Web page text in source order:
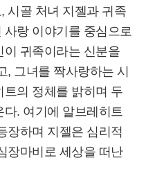
시골 처녀 지젤과 귀족
랑 이야기를 중심으로
귀족이라는 신분을
, 그녀를 짝사랑하는 시
의 정체를 밝히며 두
. 여기에 알브레히트
장하며 지젤은 심리적
장마비로 세상을 떠난